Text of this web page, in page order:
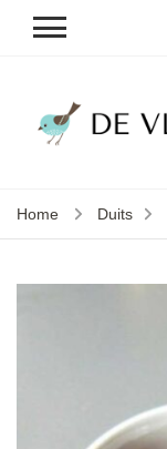
Home Duits